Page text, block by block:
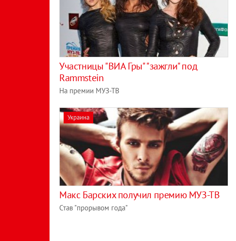
Участницы "ВИА Гры" "зажгли" под
Rammstein
На премии МУЗ-ТВ
Украина
Макс Барских получил премию МУЗ-ТВ
Став "прорывом года"